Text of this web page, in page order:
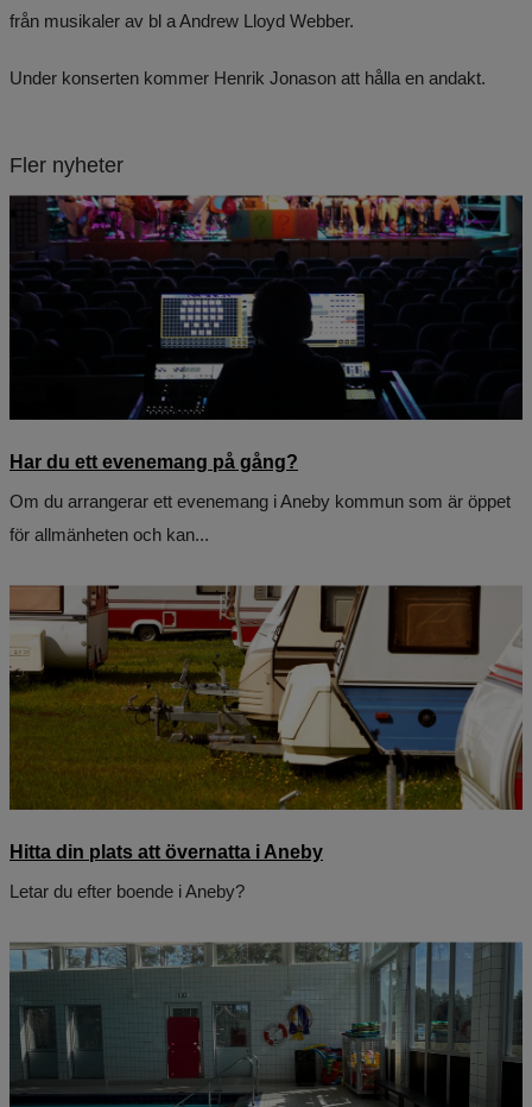
från musikaler av bl a Andrew Lloyd Webber.
Under konserten kommer Henrik Jonason att hålla en andakt.
Fler nyheter
Har du ett evenemang på gång?
Om du arrangerar ett evenemang i Aneby kommun som är öppet
för allmänheten och kan...
Hitta din plats att övernatta i Aneby
Letar du efter boende i Aneby?